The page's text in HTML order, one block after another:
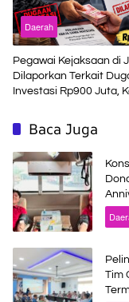
Daerah
Pegawai Kejaksaan di
Dilaporkan Terkait
Investasi Rp900 Juta,
Baca Juga
Tim